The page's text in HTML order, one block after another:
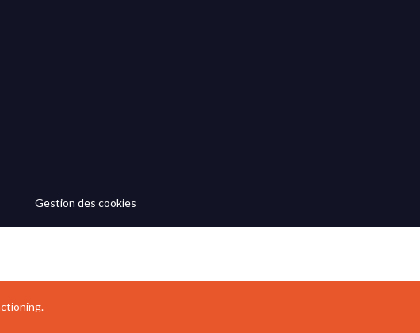
Gestion des cookies